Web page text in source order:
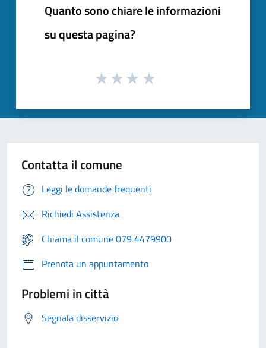
Quanto sono chiare le informazioni
su questa pagina?
Contatta il comune
Leggi le domande frequenti
Richiedi Assistenza
Chiama il comune 079 4479900
Prenota un appuntamento
Problemi in città
Segnala disservizio